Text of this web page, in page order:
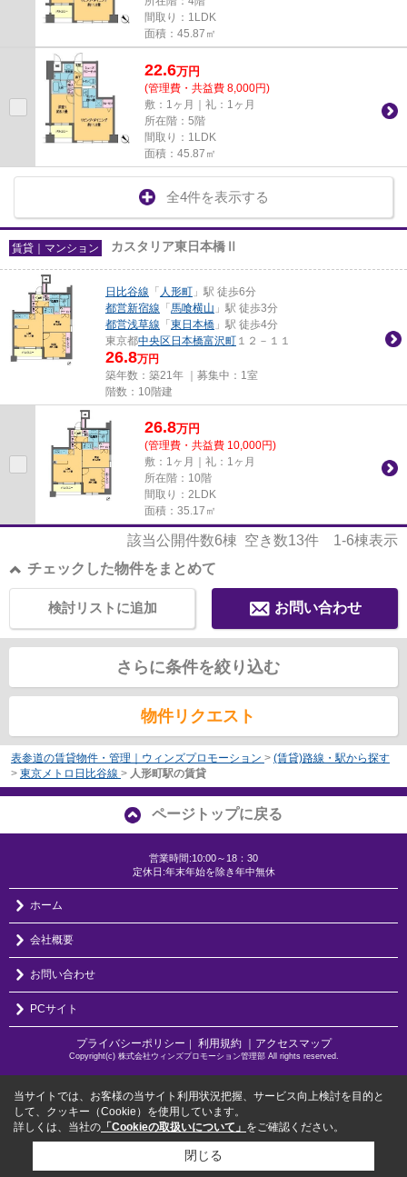
間取り：1LDK
面積：45.87㎡
22.6万円
(管理費・共益費 8,000円)
敷：1ヶ月｜礼：1ヶ月
所在階：5階
間取り：1LDK
面積：45.87㎡
全4件を表示する
賃貸｜マンション カスタリア東日本橋Ⅱ
日比谷線 「 人形町 」駅 徒歩6分
都営新宿線 「 馬喰横山 」駅 徒歩3分
都営浅草線 「 東日本橋 」駅 徒歩4分
東京都中央区 日本橋富沢町 １２－１１
26.8万円
築年数：築21年 ｜募集中： 1室
階数：10階建
26.8万円
(管理費・共益費 10,000円)
敷：1ヶ月｜礼：1ヶ月
所在階：10階
間取り：2LDK
面積：35.17㎡
該当公開件数6棟 空き数13件 1-6棟表示
チェックした物件をまとめて
お問い合わせ
検討リストに追加
さらに条件を絞り込む
物件リクエスト
表参道の賃貸物件・管理｜ウィンズプロモーション > (賃貸)路線・駅から探す
> 東京メトロ日比谷線 > 人形町駅の賃貸
ページトップに戻る
営業時間:10:00～18：30
定休日:年末年始を除き年中無休
ホーム
会社概要
お問い合わせ
PCサイト
プライバシーポリシー ｜ 利用規約 ｜アクセスマップ
Copyright(c) 株式会社ウィンズプロモーション管理部 All rights reserved.
当サイトでは、お客様の当サイト利用状況把握、サービス向上検討を目的と
して、クッキー（Cookie）を使用しています。
詳しくは、当社の 「Cookieの取扱いについて」 をご確認ください。
閉じる